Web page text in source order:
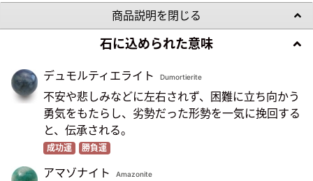
商品説明を閉じる
石に込められた意味
デュモルティエライト Dumortierite
不安や悲しみなどに左右されず、困難に立ち向かう
勇気をもたらし、劣勢だった形勢を一気に挽回する
と、伝承される。
成功運 勝負運
アマゾナイト Amazonite